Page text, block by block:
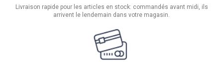
Livraison rapide pour les articles en stock: commandés avant midi, ils
arrivent le lendemain dans votre magasin.